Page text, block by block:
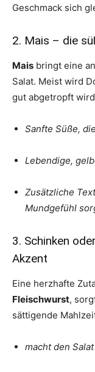
Geschmack sich
2. Mais – die
Mais bringt eine
Salat. Meist wird
gut abgetropft
Sanfte Süße,
Lebendige,
Zusätzliche
Mundgefühl
3. Schinken
Akzent
Eine herzhafte
Fleischwurst,
sättigende
macht den